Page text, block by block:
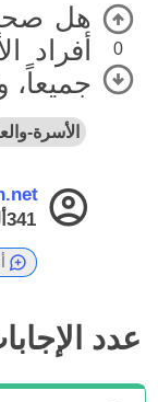
0
هل
أفراد
جميعاً،
الأسرة-
341ألف
عدد